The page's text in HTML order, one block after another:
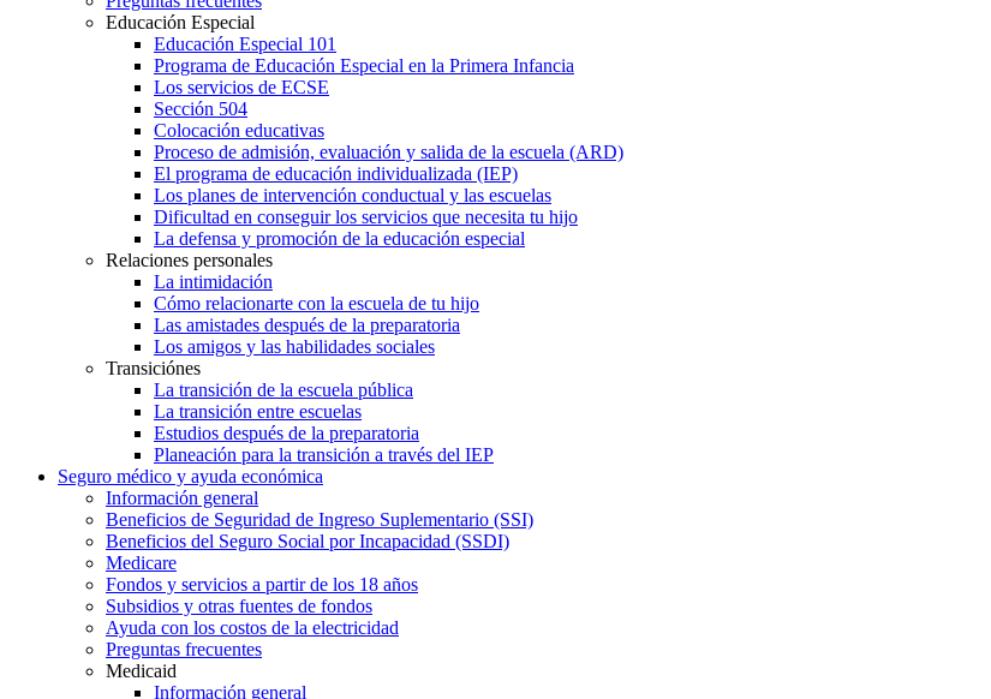
Educación Especial
Educación Especial 101
Programa de Educación Especial en la Primera Infancia
Los servicios de ECSE
Sección 504
Colocación educativas
Proceso de admisión, evaluación y salida de la escuela (ARD)
El programa de educación individualizada (IEP)
Los planes de intervención conductual y las escuelas
Dificultad en conseguir los servicios que necesita tu hijo
La defensa y promoción de la educación especial
Relaciones personales
La intimidación
Cómo relacionarte con la escuela de tu hijo
Las amistades después de la preparatoria
Los amigos y las habilidades sociales
Transiciónes
La transición de la escuela pública
La transición entre escuelas
Estudios después de la preparatoria
Planeación para la transición a través del IEP
Seguro médico y ayuda económica
Información general
Beneficios de Seguridad de Ingreso Suplementario (SSI)
Beneficios del Seguro Social por Incapacidad (SSDI)
Medicare
Fondos y servicios a partir de los 18 años
Subsidios y otras fuentes de fondos
Ayuda con los costos de la electricidad
Preguntas frecuentes
Medicaid
Información general